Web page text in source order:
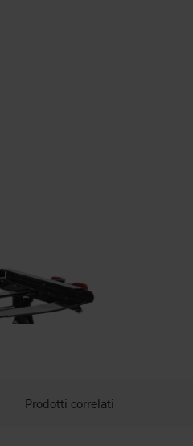
Prodotti correlati